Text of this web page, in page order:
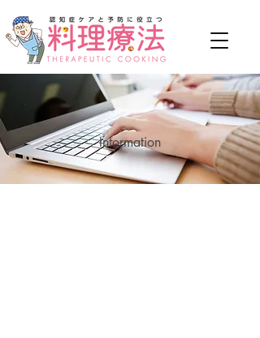
Information